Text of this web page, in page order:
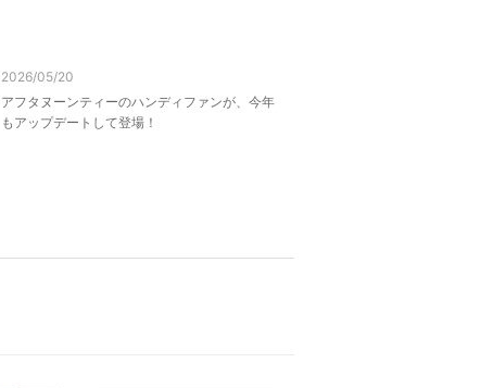
2026/05/20
アフタヌーンティーのハンディファンが、今年
もアップデートして登場！